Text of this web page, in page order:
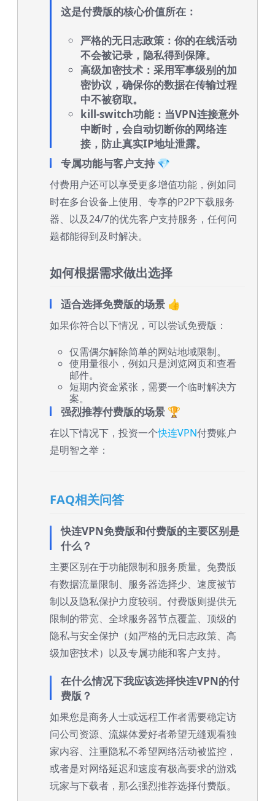
这是付费版的核心价值所在：
严格的无日志政策 ：你的在线活动
不会被记录，隐私得到保障。
高级加密技术 ：采用军事级别的加
密协议，确保你的数据在传输过程
中不被窃取。
kill-switch功能：当VPN连接意外
中断时，会自动切断你的网络连
接，防止真实IP地址泄露。
专属功能与客户支持 💎
付费用户还可以享受更多增值功能，例如同
时在多台设备上使用、专享的P2P下载服务
器、以及24/7的优先客户支持服务，任何问
题都能得到及时解决。
如何根据需求做出选择
适合选择免费版的场景 👍
如果你符合以下情况，可以尝试免费版：
仅需偶尔解除简单的网站地域限制。
使用量很小，例如只是浏览网页和查看
邮件。
短期内资金紧张，需要一个临时解决方
案。
强烈推荐付费版的场景 🏆
在以下情况下，投资一个快连VPN付费账户
是明智之举：
FAQ相关问答
快连VPN免费版和付费版的主要区别是
什么？
主要区别在于功能限制和服务质量。免费版
有数据流量限制、服务器选择少、速度被节
制以及隐私保护力度较弱。付费版则提供无
限制的带宽、全球服务器节点覆盖、顶级的
隐私与安全保护（如严格的无日志政策、高
级加密技术）以及专属功能和客户支持。
在什么情况下我应该选择快连VPN的付
费版？
如果您是商务人士或远程工作者需要稳定访
问公司资源、流媒体爱好者希望无缝观看独
家内容、注重隐私不希望网络活动被监控，
或者是对网络延迟和速度有极高要求的游戏
玩家与下载者，那么强烈推荐选择付费版。